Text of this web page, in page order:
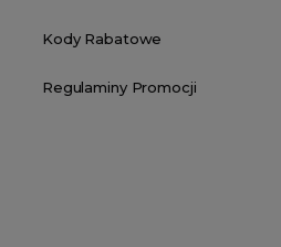
Kody Rabatowe
Regulaminy Promocji